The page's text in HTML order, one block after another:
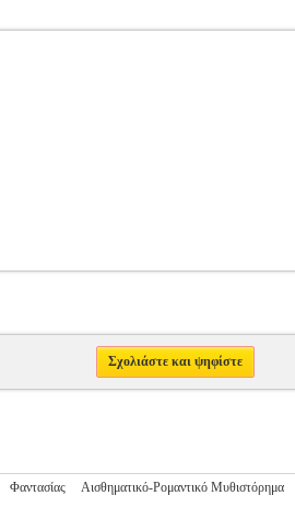
Σχολιάστε και ψηφίστε
Φαντασίας
Αισθηματικό-Ρομαντικό Μυθιστόρημα